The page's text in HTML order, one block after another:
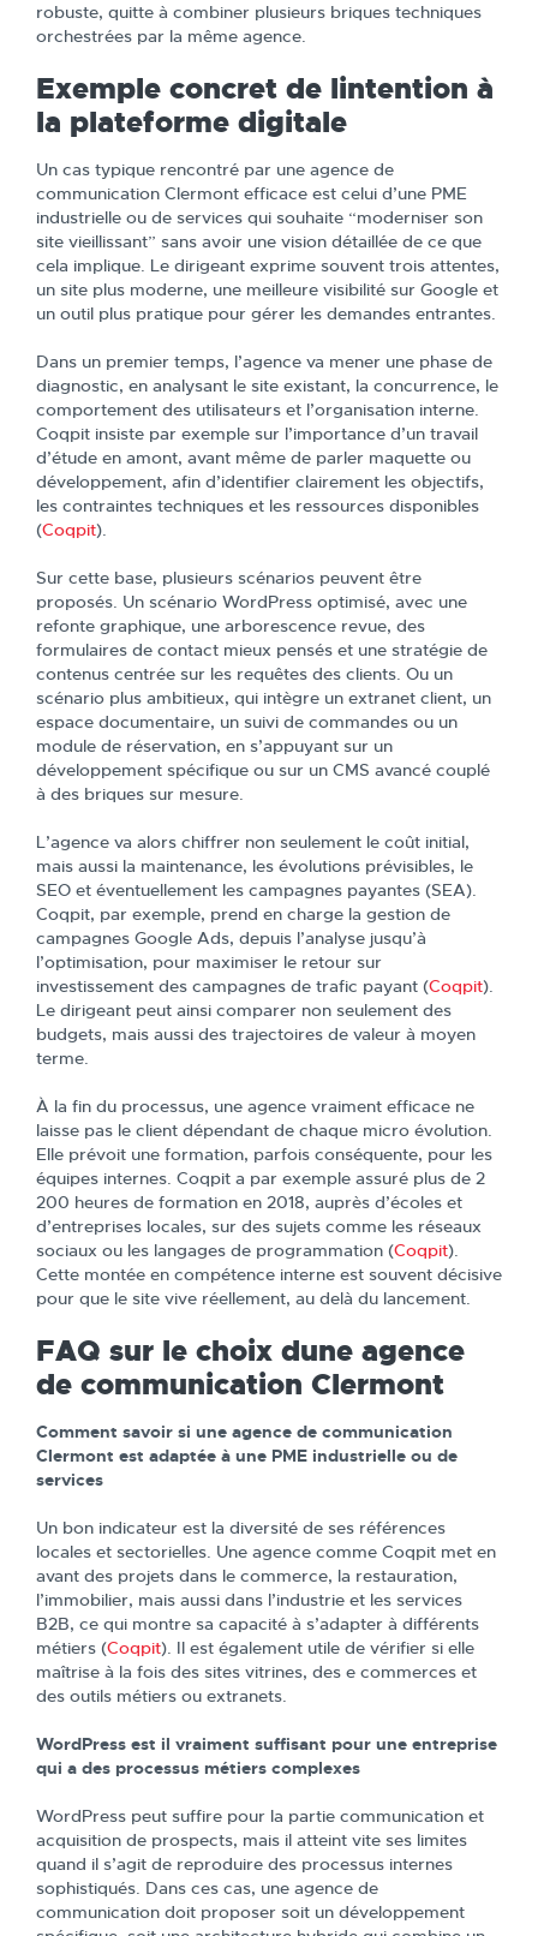
robuste, quitte à combiner plusieurs briques techniques
orchestrées par la même agence.
Exemple concret de lintention à
la plateforme digitale
Un cas typique rencontré par une agence de
communication Clermont efficace est celui d’une PME
industrielle ou de services qui souhaite “moderniser son
site vieillissant” sans avoir une vision détaillée de ce que
cela implique. Le dirigeant exprime souvent trois attentes,
un site plus moderne, une meilleure visibilité sur Google et
un outil plus pratique pour gérer les demandes entrantes.
Dans un premier temps, l’agence va mener une phase de
diagnostic, en analysant le site existant, la concurrence, le
comportement des utilisateurs et l’organisation interne.
Coqpit insiste par exemple sur l’importance d’un travail
d’étude en amont, avant même de parler maquette ou
développement, afin d’identifier clairement les objectifs,
les contraintes techniques et les ressources disponibles
(Coqpit).
Sur cette base, plusieurs scénarios peuvent être
proposés. Un scénario WordPress optimisé, avec une
refonte graphique, une arborescence revue, des
formulaires de contact mieux pensés et une stratégie de
contenus centrée sur les requêtes des clients. Ou un
scénario plus ambitieux, qui intègre un extranet client, un
espace documentaire, un suivi de commandes ou un
module de réservation, en s’appuyant sur un
développement spécifique ou sur un CMS avancé couplé
à des briques sur mesure.
L’agence va alors chiffrer non seulement le coût initial,
mais aussi la maintenance, les évolutions prévisibles, le
SEO et éventuellement les campagnes payantes (SEA).
Coqpit, par exemple, prend en charge la gestion de
campagnes Google Ads, depuis l’analyse jusqu’à
l’optimisation, pour maximiser le retour sur
investissement des campagnes de trafic payant (Coqpit).
Le dirigeant peut ainsi comparer non seulement des
budgets, mais aussi des trajectoires de valeur à moyen
terme.
À la fin du processus, une agence vraiment efficace ne
laisse pas le client dépendant de chaque micro évolution.
Elle prévoit une formation, parfois conséquente, pour les
équipes internes. Coqpit a par exemple assuré plus de 2
200 heures de formation en 2018, auprès d’écoles et
d’entreprises locales, sur des sujets comme les réseaux
sociaux ou les langages de programmation (Coqpit).
Cette montée en compétence interne est souvent décisive
pour que le site vive réellement, au delà du lancement.
FAQ sur le choix dune agence
de communication Clermont
Comment savoir si une agence de communication
Clermont est adaptée à une PME industrielle ou de
services
Un bon indicateur est la diversité de ses références
locales et sectorielles. Une agence comme Coqpit met en
avant des projets dans le commerce, la restauration,
l’immobilier, mais aussi dans l’industrie et les services
B2B, ce qui montre sa capacité à s’adapter à différents
métiers (Coqpit). Il est également utile de vérifier si elle
maîtrise à la fois des sites vitrines, des e commerces et
des outils métiers ou extranets.
WordPress est il vraiment suffisant pour une entreprise
qui a des processus métiers complexes
WordPress peut suffire pour la partie communication et
acquisition de prospects, mais il atteint vite ses limites
quand il s’agit de reproduire des processus internes
sophistiqués. Dans ces cas, une agence de
communication doit proposer soit un développement